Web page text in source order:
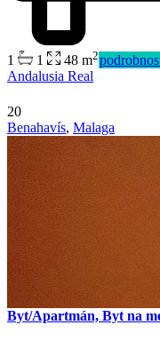
1 1 48 m2
Andalusia Real
20
Benahavís, Malaga
Byt/Apartmán, Byt na